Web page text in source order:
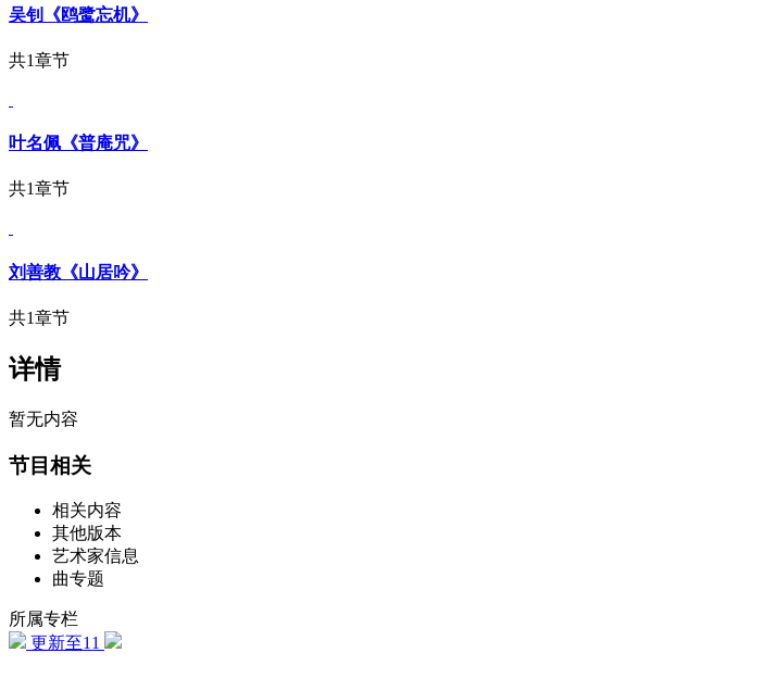
吴钊《鸥鹭忘机》
共1章节
叶名佩《普庵咒》
共1章节
刘善教《山居吟》
共1章节
详情
暂无内容
节目相关
相关内容
其他版本
艺术家信息
曲专题
所属专栏
更新至11